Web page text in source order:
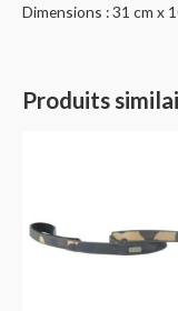
Dimensions : 31 cm x
Produits